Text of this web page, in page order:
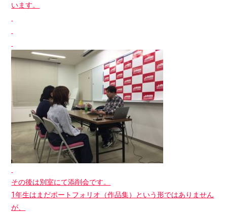
います。
その後は別室にて添削会です。
1年生はまだポートフォリオ（作品集）という形ではありません
が、